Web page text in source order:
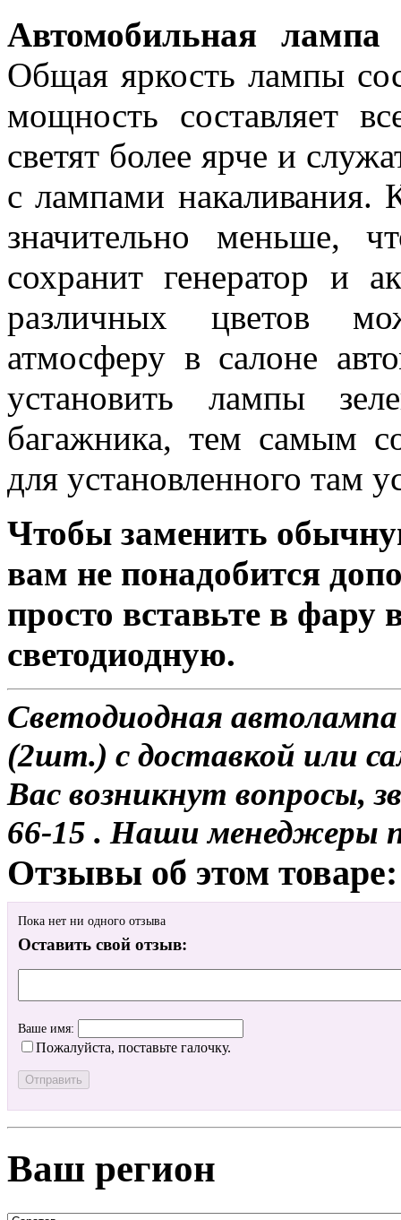
Автомобильная
Общая яркость лампы
мощность составляет
светят более ярче и
с лампами накаливания.
значительно меньше,
сохранит генератор и
различных цветов
атмосферу в салоне
установить лампы
багажника, тем самым
для установленного там
Чтобы заменить
вам не понадобится
просто вставьте в
светодиодную.
Светодиодная автолампа
(2шт.) с доставкой или
Вас возникнут вопросы,
66-15 . Наши менеджеры
Отзывы об этом товаре:
Пока нет ни одного отзыва
Оставить свой отзыв:
Ваше имя:
Пожалуйста, поставьте галочку.
Ваш регион